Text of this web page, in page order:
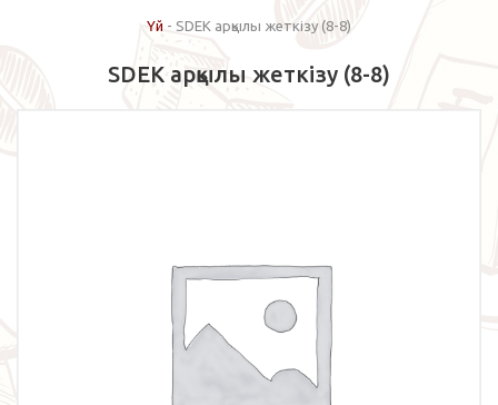
Үй - SDEK арқылы жеткізу (8-8)
SDEK арқылы жеткізу (8-8)